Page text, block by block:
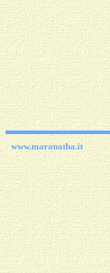
www.maranatha.it